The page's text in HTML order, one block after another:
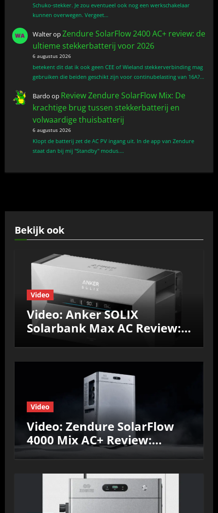
Schuko-stekker. Je zou eventueel ook nog een werkschakelaar
kunnen overwegen. Vergeet…
WalteropZendure SolarFlow 2400 AC+ review: de
ultieme stekkerbatterij voor 2026
6 augustus 2026
betekent dit dat ik ook geen CEE of Wieland stekkerverbinding mag
gebruiken die beiden geschikt zijn voor continubelasting van 16A?…
Bardo op Review Zendure SolarFlow Mix: De
krachtige brug tussen stekkerbatterij en
volwaardige thuisbatterij
6 augustus 2026
Klopt de batterij zet de AC PV ingang uit. In de app van Zendure
staat dan bij mij "Standby" modus.…
Bekijk ook
Video
Video: Anker SOLIX
Solarbank Max AC Review:
Efficiëntie, prestaties &
Video
Video: Zendure SolarFlow
4000 Mix AC+ Review:
Efficiëntie, prestaties &